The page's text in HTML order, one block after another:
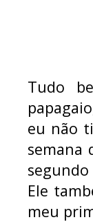
Tudo
eu não
semana
Ele
meu